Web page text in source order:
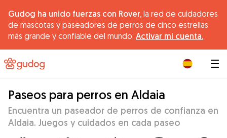
Gudog ha unido fuerzas con Rover, la red de cuidadores
de mascotas y paseadores de perros de cinco estrellas
más grande y confiable del mundo. Activar mi cuenta.
Paseos para perros en Aldaia
Encuentra un paseador de perros de confianza en
Aldaia. Juegos y cuidados en cada paseo